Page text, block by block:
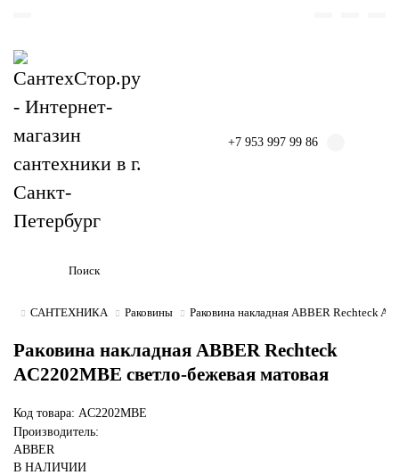
+7 953 997 99 86
САНТЕХНИКА Раковины Раковина накладная ABBER Rechteck
Раковина накладная ABBER Rechteck
AC2202MBE светло-бежевая матовая
Код товара: AC2202MBE
Производитель:
ABBER
В НАЛИЧИИ